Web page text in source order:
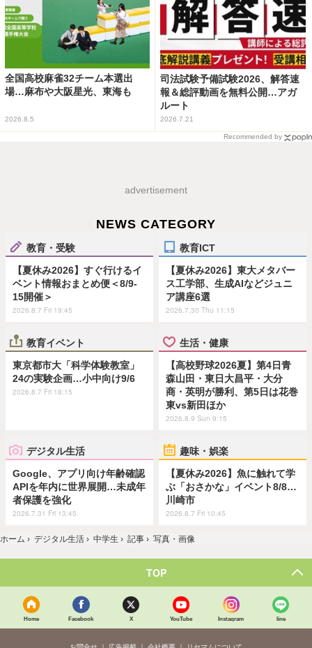
全国高校麻雀32チーム本選出
場…麻布や大阪星光、東海も
2026.8.5
司法試験予備試験2026、解答速
報＆総評動画を無料公開…アガ
ルート
2026.7.21
Recommended by
advertisement
NEWS CATEGORY
教育・受験
【夏休み2026】すぐ行けるイ
ベント情報おまとめ便＜8/9-
15開催＞
2026.8.7 Fri 19:45
教育ICT
【夏休み2026】東大メタバー
ス工学部、生成AIなどジュニ
ア講座6選
2026.7.30 Thu 11:15
教育イベント
東京都市大「科学体験教室」
24の実験企画…小中向け9/6
2026.8.7 Fri 18:15
生活・健康
【高校野球2026夏】第4日青
森山田・東日大昌平・大分
商・英明が勝利、第5日は花巻
東vs新田ほか
2026.8.9 Sun 9:15
デジタル生活
Google、アプリ向け年齢確認
APIを年内に世界展開…未成年
者保護を強化
2026.7.31 Fri 13:45
趣味・娯楽
【夏休み2026】魚に触れて学
ぶ「おさかな」イベント8/8…
川崎市
2026.8.7 Fri 10:45
ホーム › デジタル生活 › 中学生 › 記事 › 写真・画像
TOP
Home Facebook X YouTube Instagram line